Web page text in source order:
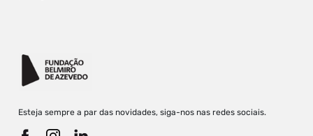
Esteja sempre a par das novidades, siga-nos nas redes sociais.